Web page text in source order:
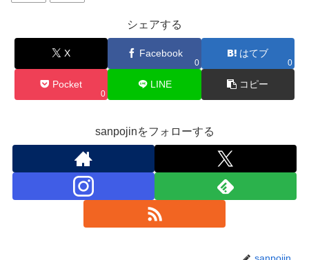
シェアする
X Facebook
0
はてブ
0
Pocket
0
LINE コピー
sanpojinをフォローする
sanpojin